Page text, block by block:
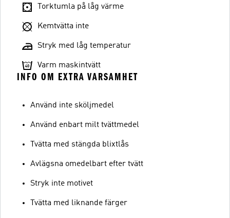
Torktumla på låg värme
Kemtvätta inte
Stryk med låg temperatur
Varm maskintvätt
INFO OM EXTRA VARSAMHET
Använd inte sköljmedel
Använd enbart milt tvättmedel
Tvätta med stängda blixtlås
Avlägsna omedelbart efter tvätt
Stryk inte motivet
Tvätta med liknande färger